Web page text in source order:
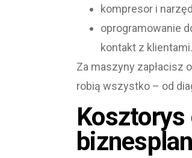
kompresor i
oprogramowanie
kontakt z klientami.
Za maszyny zapłacisz
robią wszystko – od
Kosztorys